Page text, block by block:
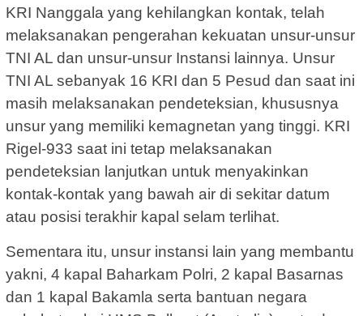
KRI Nanggala yang kehilangkan kontak, telah
melaksanakan pengerahan kekuatan unsur-unsur
TNI AL dan unsur-unsur Instansi lainnya. Unsur
TNI AL sebanyak 16 KRI dan 5 Pesud dan saat ini
masih melaksanakan pendeteksian, khususnya
unsur yang memiliki kemagnetan yang tinggi. KRI
Rigel-933 saat ini tetap melaksanakan
pendeteksian lanjutkan untuk menyakinkan
kontak-kontak yang bawah air di sekitar datum
atau posisi terakhir kapal selam terlihat.
Sementara itu, unsur instansi lain yang membantu
yakni, 4 kapal Baharkam Polri, 2 kapal Basarnas
dan 1 kapal Bakamla serta bantuan negara